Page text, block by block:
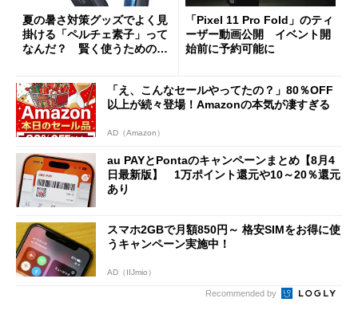
夏の暑さ対策グッズでよく見
掛ける「ペルチェ素子」って
なんだ？ 賢く使うための注
「Pixel 11 Pro Fold」のティ
ーザー動画公開 イベント開
始前に予約可能に
「え、こんなセールやってたの？」80％OFF
以上が続々登場！Amazonの本気が凄すぎる
AD（Amazon）
au PAYとPontaのキャンペーンまとめ【8月4
日最新版】 1万ポイント還元や10～20％還元
あり
スマホ2GBで月額850円～ 格安SIMをお得に使
うキャンペーン実施中！
AD（IIJmio）
Recommended by